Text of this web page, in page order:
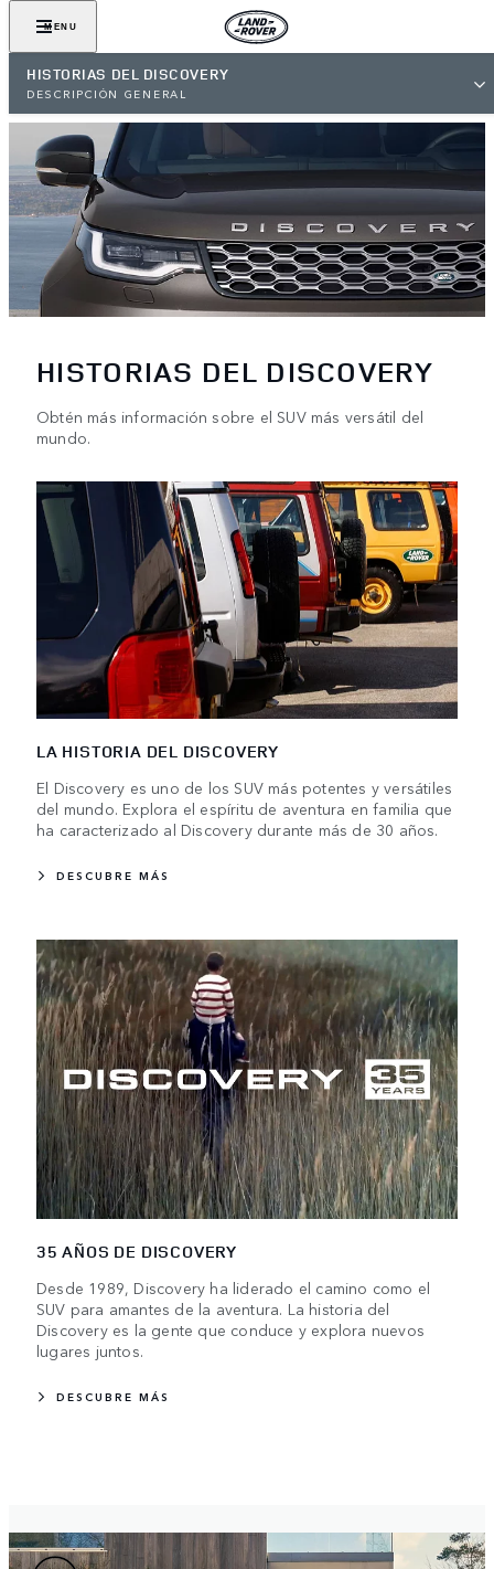
MENU
HISTORIAS DEL DISCOVERY
DESCRIPCIÓN GENERAL
HISTORIAS DEL DISCOVERY
Obtén más información sobre el SUV más versátil del
mundo.
LA HISTORIA DEL DISCOVERY
El Discovery es uno de los SUV más potentes y versátiles
del mundo. Explora el espíritu de aventura en familia que
ha caracterizado al Discovery durante más de 30 años.
DESCUBRE MÁS
35 AÑOS DE DISCOVERY
Desde 1989, Discovery ha liderado el camino como el
SUV para amantes de la aventura. La historia del
Discovery es la gente que conduce y explora nuevos
lugares juntos.
DESCUBRE MÁS